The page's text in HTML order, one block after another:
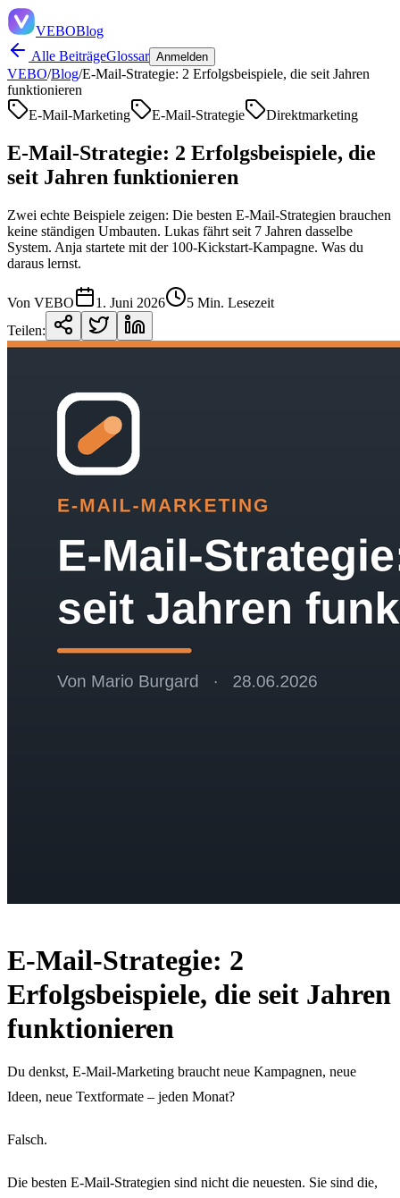
VEBOBlog
Alle BeiträgeGlossar Anmelden
VEBO/Blog/E-Mail-Strategie: 2 Erfolgsbeispiele, die seit Jahren
funktionieren
E-Mail-Marketing
E-Mail-Strategie Direktmarketing
E-Mail-Strategie: 2 Erfolgsbeispiele, die
seit Jahren funktionieren
Zwei echte Beispiele zeigen: Die besten E-Mail-Strategien brauchen
keine ständigen Umbauten. Lukas fährt seit 7 Jahren dasselbe
System. Anja startete mit der 100-Kickstart-Kampagne. Was du
daraus lernst.
Von VEBO 1. Juni 2026
5 Min. Lesezeit
Teilen:
E-Mail-Strategie: 2
Erfolgsbeispiele, die seit Jahren
funktionieren
Du denkst, E-Mail-Marketing braucht neue Kampagnen, neue
Ideen, neue Textformate – jeden Monat?
Falsch.
Die besten E-Mail-Strategien sind nicht die neuesten. Sie sind die,